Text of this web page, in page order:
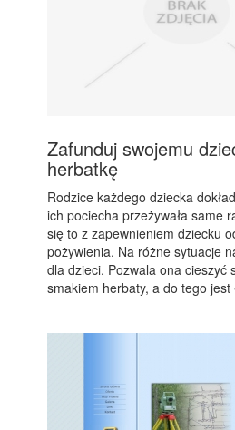
Zafunduj swojemu
herbatkę
Rodzice każdego dziecka
ich pociecha przeżywała same
się to z zapewnieniem dziecku
pożywienia. Na różne sytuacje
dla dzieci. Pozwala ona cieszyć
smakiem herbaty, a do tego jest